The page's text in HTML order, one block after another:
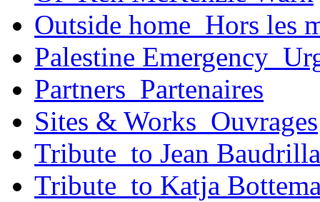
Outside home_Hors les
Palestine
Partners_Partenaires
Sites & Works_Ouvrages
Tribute_to Jean
Tribute_to Katja